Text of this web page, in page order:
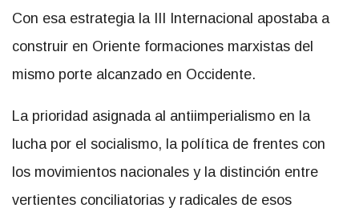
Con esa estrategia la III Internacional apostaba a
construir en Oriente formaciones marxistas del
mismo porte alcanzado en Occidente.
La prioridad asignada al antiimperialismo en la
lucha por el socialismo, la política de frentes con
los movimientos nacionales y la distinción entre
vertientes conciliatorias y radicales de esos